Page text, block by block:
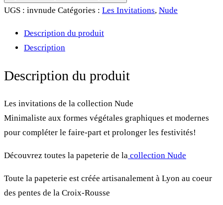
de
Nude
UGS : invnude Catégories : Les Invitations, Nude
Description du produit
Description
Description du produit
Les invitations de la collection Nude
Minimaliste aux formes végétales graphiques et modernes
pour compléter le faire-part et prolonger les festivités!
Découvrez toutes la papeterie de la collection Nude
Toute la papeterie est créée artisanalement à Lyon au coeur
des pentes de la Croix-Rousse